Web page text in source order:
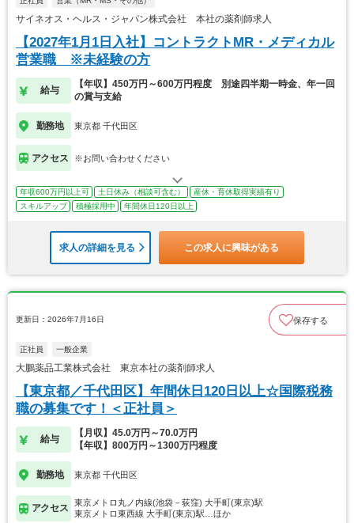
サイネオス・ヘルス・ジャパン株式会社 本社の薬剤師求人
【2027年1月1日入社】コントラクトMR・メディカル
営業職 ※未経験の方
給与
【年収】450万円～600万円程度 別途四半期一時金、年一回
の賞与支給
勤務地 東京都 千代田区
アクセス ※お問い合わせください
年収600万円以上可 土日休み（相談可含む）
産休・育休取得実績有り
スキルアップ
積極採用中 年間休日120日以上
求人の詳細を見る この求人に興味がある
更新日：2026年7月16日 保存する
正社員 一般企業
大鵬薬品工業株式会社 東京本社の薬剤師求人
【東京都／千代田区】年間休日120日以上☆国際税務
職の募集です！＜正社員＞
給与
【月収】45.0万円～70.0万円
【年収】800万円～1300万円程度
勤務地 東京都 千代田区
アクセス
東京メトロ丸ノ内線(池袋－荻窪) 大手町(東京)駅
東京メトロ東西線 大手町(東京)駅…ほか